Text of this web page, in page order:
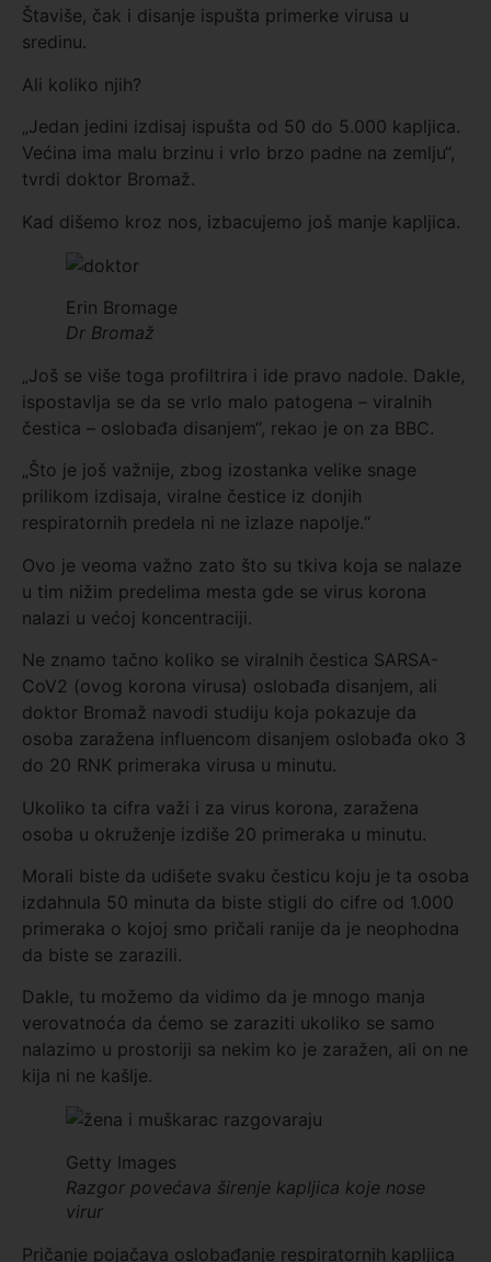
Štaviše, čak i disanje ispušta primerke virusa u
sredinu.
Ali koliko njih?
„Jedan jedini izdisaj ispušta od 50 do 5.000 kapljica.
Većina ima malu brzinu i vrlo brzo padne na zemlju“,
tvrdi doktor Bromaž.
Kad dišemo kroz nos, izbacujemo još manje kapljica.
Erin Bromage
Dr Bromaž
„Još se više toga profiltrira i ide pravo nadole. Dakle,
ispostavlja se da se vrlo malo patogena – viralnih
čestica – oslobađa disanjem“, rekao je on za BBC.
„Što je još važnije, zbog izostanka velike snage
prilikom izdisaja, viralne čestice iz donjih
respiratornih predela ni ne izlaze napolje.“
Ovo je veoma važno zato što su tkiva koja se nalaze
u tim nižim predelima mesta gde se virus korona
nalazi u većoj koncentraciji.
Ne znamo tačno koliko se viralnih čestica SARSA-
CoV2 (ovog korona virusa) oslobađa disanjem, ali
doktor Bromaž navodi studiju koja pokazuje da
osoba zaražena influencom disanjem oslobađa oko 3
do 20 RNK primeraka virusa u minutu.
Ukoliko ta cifra važi i za virus korona, zaražena
osoba u okruženje izdiše 20 primeraka u minutu.
Morali biste da udišete svaku česticu koju je ta osoba
izdahnula 50 minuta da biste stigli do cifre od 1.000
primeraka o kojoj smo pričali ranije da je neophodna
da biste se zarazili.
Dakle, tu možemo da vidimo da je mnogo manja
verovatnoća da ćemo se zaraziti ukoliko se samo
nalazimo u prostoriji sa nekim ko je zaražen, ali on ne
kija ni ne kašlje.
Getty Images
Razgor povećava širenje kapljica koje nose
virur
Pričanje pojačava oslobađanje respiratornih kapljica